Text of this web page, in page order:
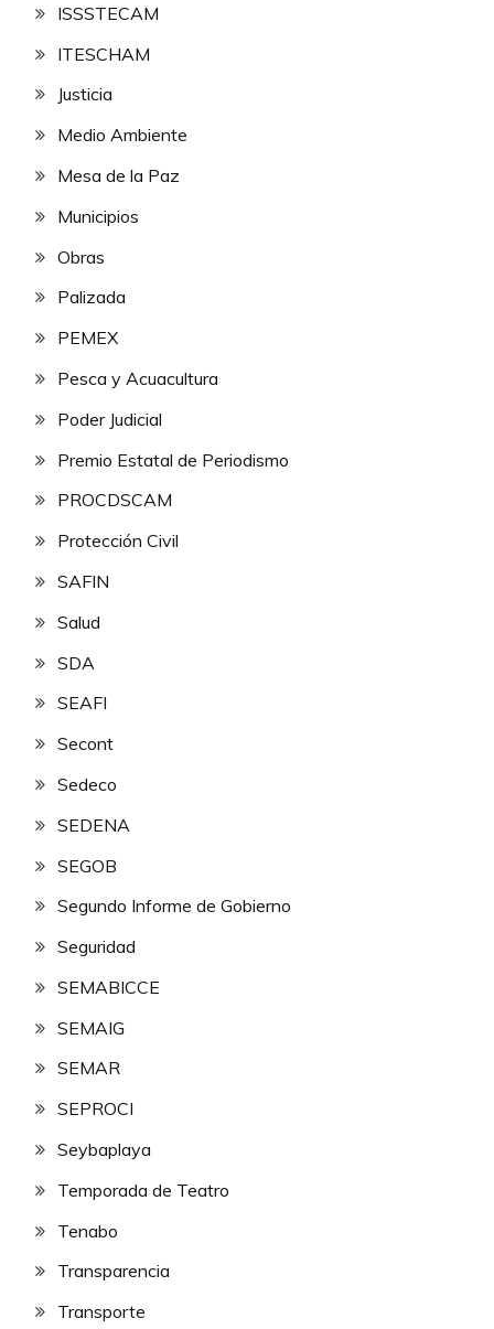
ISSSTECAM
ITESCHAM
Justicia
Medio Ambiente
Mesa de la Paz
Municipios
Obras
Palizada
PEMEX
Pesca y Acuacultura
Poder Judicial
Premio Estatal de Periodismo
PROCDSCAM
Protección Civil
SAFIN
Salud
SDA
SEAFI
Secont
Sedeco
SEDENA
SEGOB
Segundo Informe de Gobierno
Seguridad
SEMABICCE
SEMAIG
SEMAR
SEPROCI
Seybaplaya
Temporada de Teatro
Tenabo
Transparencia
Transporte